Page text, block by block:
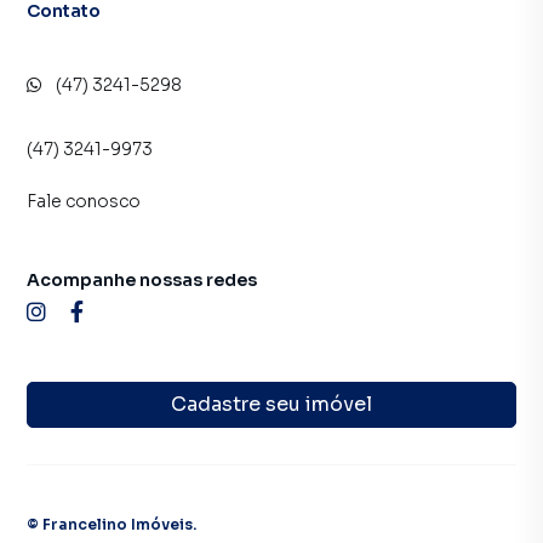
Contato
(47) 3241-5298
(47) 3241-9973
Fale conosco
Cadastre seu imóvel
Acompanhe nossas redes
© Francelino Imóveis.